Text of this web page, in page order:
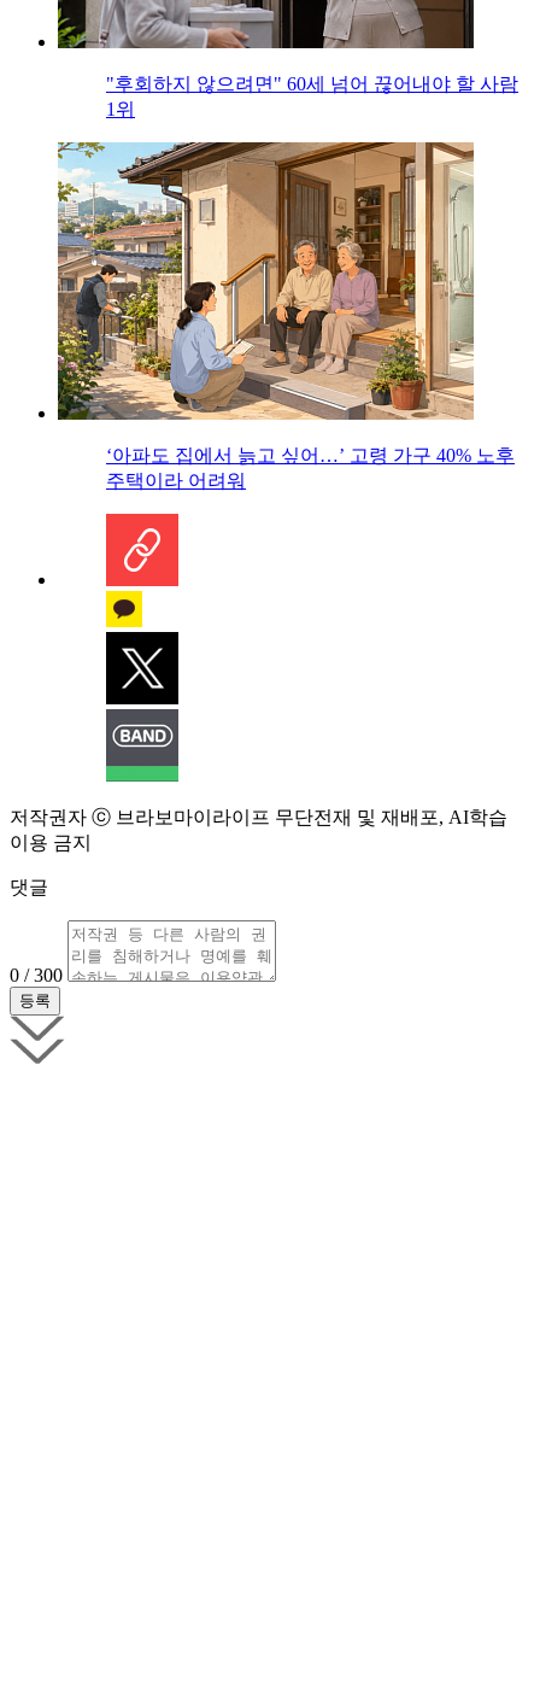
"후회하지 않으려면" 60세 넘어 끊어내야 할 사람
1위
‘아파도 집에서 늙고 싶어…’ 고령 가구 40% 노후
주택이라 어려워
저작권자 ⓒ 브라보마이라이프 무단전재 및 재배포, AI학습
이용 금지
댓글
0 / 300